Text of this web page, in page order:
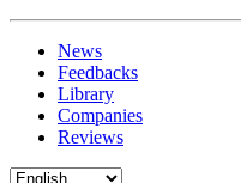
News
Feedbacks
Library
Companies
Reviews